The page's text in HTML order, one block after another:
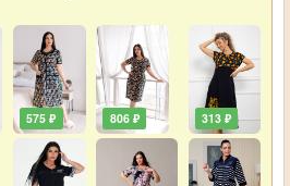
575 ₽ 806 ₽ 313 ₽